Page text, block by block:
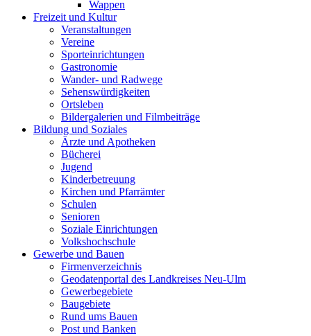
Wappen
Freizeit und Kultur
Veranstaltungen
Vereine
Sporteinrichtungen
Gastronomie
Wander- und Radwege
Sehenswürdigkeiten
Ortsleben
Bildergalerien und Filmbeiträge
Bildung und Soziales
Ärzte und Apotheken
Bücherei
Jugend
Kinderbetreuung
Kirchen und Pfarrämter
Schulen
Senioren
Soziale Einrichtungen
Volkshochschule
Gewerbe und Bauen
Firmenverzeichnis
Geodatenportal des Landkreises Neu-Ulm
Gewerbegebiete
Baugebiete
Rund ums Bauen
Post und Banken